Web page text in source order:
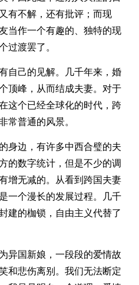
有不解，还有批评；而现
当作一个有趣的、独特的现
过渡罢了。
自己的见解。几千年来，婚
顶峰，从而结成夫妻。对于
这个已经全球化的时代，跨
常普通的风景。
身边，有许多中西合璧的夫
的数字统计，但是不少的调
增无减的。从看到跨国夫妻
一个漫长的发展过程。几千
建的枷锁，自由主义代替了
异国新娘，一段段的爱情故
和悲伤离别。我们无法断定